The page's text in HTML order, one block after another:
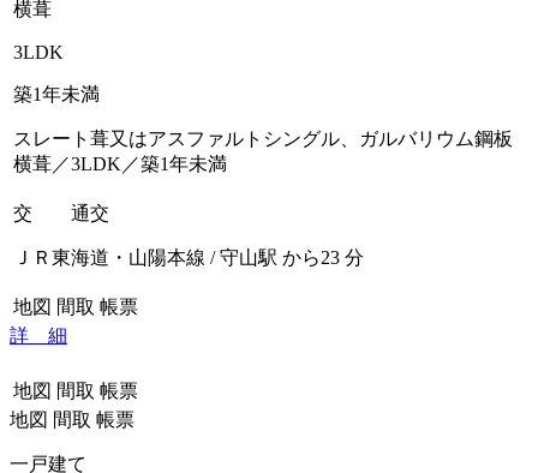
横葺
3LDK
築1年未満
スレート葺又はアスファルトシングル、ガルバリウム鋼板
横葺／3LDK／築1年未満
交 通交
ＪＲ東海道・山陽本線 / 守山駅 から23 分
地図 間取 帳票
詳 細
地図 間取 帳票
地図 間取 帳票
一戸建て